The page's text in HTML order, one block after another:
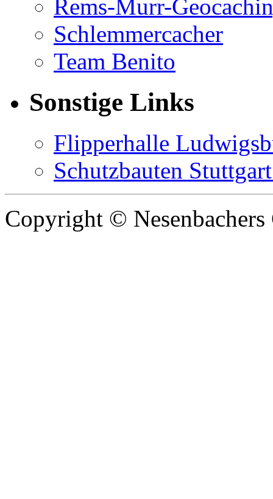
Rems-Murr-
Schlemmercacher
Team Benito
Sonstige Links
Flipperhalle
Schutzbauten
Copyright © Nesenbachers